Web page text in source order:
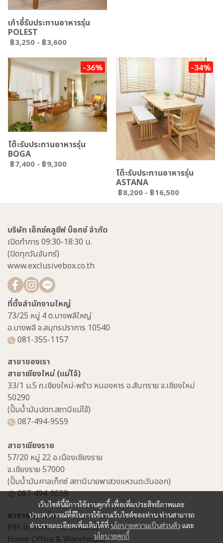
เก้าอี้รับประทานอาหารรุ่น
POLEST
฿3,250 - ฿3,600
-36%
โต๊ะรับประทานอาหารรุ่น
BOGA
฿7,400 - ฿9,300
-34%
โต๊ะรับประทานอาหารรุ่น
ASTANA
฿8,200 - ฿16,500
เว็บไซต์นี้มีการใช้งานคุกกี้ เพื่อเพิ่มประสิทธิภาพและ
ประสบการณ์ที่ดีในการใช้งานเว็บไซต์ของท่าน ท่านสามารถ
อ่านรายละเอียดเพิ่มเติมได้ที่ นโยบายความเป็นส่วนตัว และ
นโยบายคุกกี้
บริษัท เอ็กซ์คลูซีฟ บ๊อกซ์ จำกัด
เปิดทำการ 09:30-18:30 น.
(ปิดทุกวันจันทร์)
www.exclusivebox.co.th
ที่ตั้งสำนักงานใหญ่
73/25 หมู่ 4 ต.บางพลีใหญ่
อ.บางพลี จ.สมุทรปราการ 10540
081-355-1157
สาขาของเรา
สาขาเชียงใหม่ (แม่โจ้)
33/1 ม.5 ถ.เชียงใหม่-พร้าว หนองหาร อ.สันทราย จ.เชียงใหม่
50290
(ปั๊มน้ำมันปตท.สถานีแม่โจ้)
087-494-9559
สาขาเชียงราย
57/20 หมู่ 22 อ.เมืองเชียงราย
จ.เชียงราย 57000
(ปั๊มน้ำมันคาลเท็กซ์ สถานีบายพาสวงแหวนตะวันออก)
087-494-9559
สาขาขอนแก่น
895 โครงการ The Success
Home Office & Warehouse